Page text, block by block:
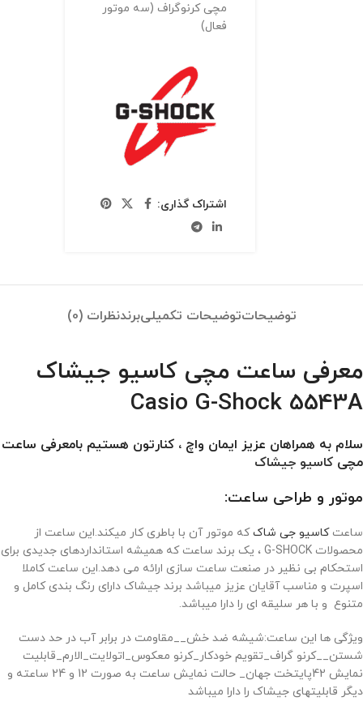
مچی کرنوگراف (سه موتور
فعال)
اشتراک گذاری:
توضیحاتتوضیحات تکمیلیبرندنظرات (0)
معرفی ساعت مچی کاسیو جیشاک
Casio G-Shock 5543A
سلام به همراهان عزیز ایمان واچ ، کنارتون هستیم بامعرفی ساعت
مچی کاسیو جیشاک
موتور و طراحی ساعت:
ساعتکاسیو جی شاککه موتور آن با باطری کار میکند.این ساعت از
محصولات G-SHOCK ، یک برند ساعت که همیشه استانداردهای جدیدی برای
استحکام بی نظیر در صنعت ساعت سازی ارائه می دهد.این ساعت کاملا
اسپرت و مناسب آقایان عزیز میباشد برند جیشاک دارای رنگ بندی کامل و
متنوع و با هر سلیقه ای را دارا میباشد.
ویژگی ها این ساعت:شیشه ضد خش__مقاومت در برابر آب در حد دست
شستن__کرنو گراف_تقویم خودکار_کرنو معکوس_اتولایت_الارم_قابلیت
نمایش 42پایتخت جهان_ حالت نمایش ساعت به صورت 12 و 24 ساعته و
دیگر قابلیتهای جیشاک را دارا میباشد